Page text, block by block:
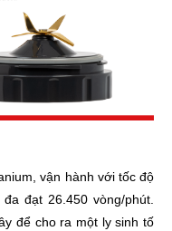
vận hành với tốc độ
đạt 26.450 vòng/phút.
để cho ra một ly sinh tố